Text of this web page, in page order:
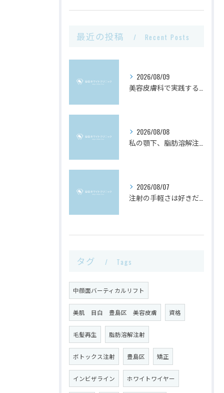
最近の投稿 Recent Posts
2026/08/09
2026/08/08
2026/08/07
タグ Tags
中顔面バーティカルリフト
美肌 目白 豊島区 美容皮膚 資格
毛髪再生 脂肪溶解注射
ボトックス注射 豊島区 矯正
インビザライン ホワイトワイヤー